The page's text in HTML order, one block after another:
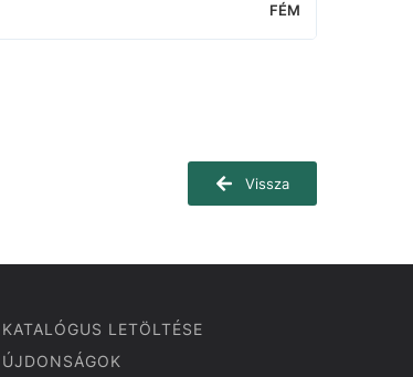
FÉM
Vissza
KATALÓGUS LETÖLTÉSE
ÚJDONSÁGOK